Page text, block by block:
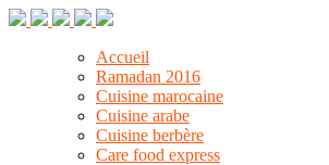
Accueil
Ramadan 2016
Cuisine marocaine
Cuisine arabe
Cuisine berbère
Care food express